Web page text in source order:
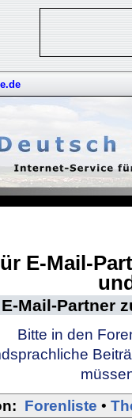
E-Mail-
E-Mail-Partner
Bitte in den
Forenliste •